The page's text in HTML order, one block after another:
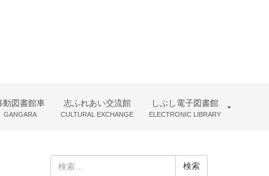
動図書館車
GANGARA
志ふれあい交流館
CULTURAL EXCHANGE
しぶし電子図書館
ELECTRONIC LIBRARY
索: